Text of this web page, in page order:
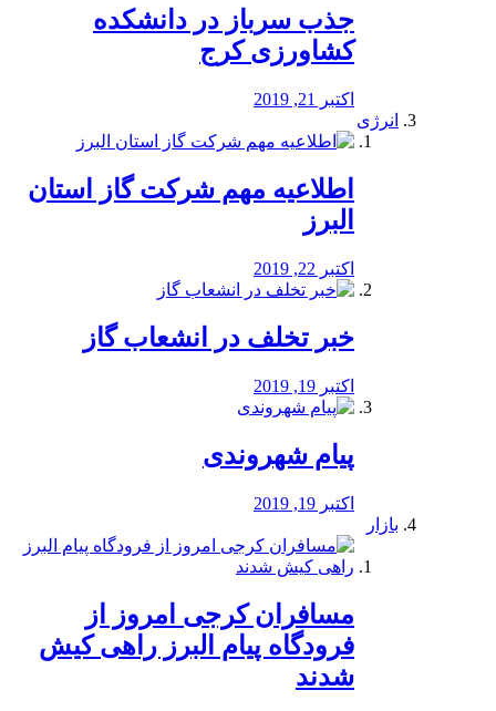
جذب سرباز در دانشکده
کشاورزی کرج
اکتبر 21, 2019
انرژی
️اطلاعیه مهم شرکت گاز استان
البرز
اکتبر 22, 2019
خبر تخلف در انشعاب گاز
اکتبر 19, 2019
پیام شهروندی
اکتبر 19, 2019
بازار
مسافران کرجی امروز از
فرودگاه پیام البرز راهی کیش
شدند